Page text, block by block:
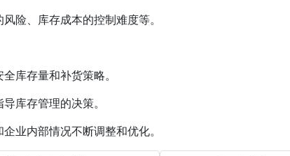
险、库存成本的控制难度等。
库存量和补货策略。
库存管理的决策。
业内部情况不断调整和优化。